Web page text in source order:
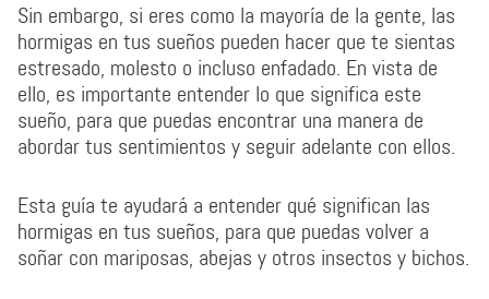
Sin embargo, si eres como la mayoría de la gente, las
hormigas en tus sueños pueden hacer que te sientas
estresado, molesto o incluso enfadado. En vista de
ello, es importante entender lo que significa este
sueño, para que puedas encontrar una manera de
abordar tus sentimientos y seguir adelante con ellos.
Esta guía te ayudará a entender qué significan las
hormigas en tus sueños, para que puedas volver a
soñar con mariposas, abejas y otros insectos y bichos.